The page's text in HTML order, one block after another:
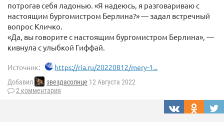
потрогав себя ладонью. «Я надеюсь, я разговариваю с
настоящим бургомистром Берлина?» — задал встречный
вопрос Кличко.
«Да, вы говорите с настоящим бургомистром Берлина», —
кивнула с улыбкой Гиффай.
Источник: https://ria.ru/20220812/mery-1...
Добавил звездасолнце 12 Августа 2022
2 комментария